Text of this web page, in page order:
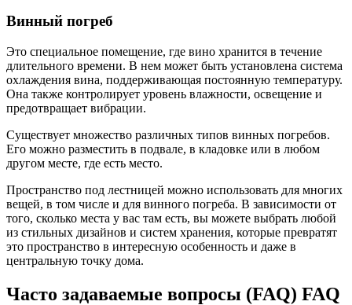
Винный погреб
Это специальное помещение, где вино хранится в течение
длительного времени. В нем может быть установлена система
охлаждения вина, поддерживающая постоянную температуру.
Она также контролирует уровень влажности, освещение и
предотвращает вибрации.
Существует множество различных типов винных погребов.
Его можно разместить в подвале, в кладовке или в любом
другом месте, где есть место.
Пространство под лестницей можно использовать для многих
вещей, в том числе и для винного погреба. В зависимости от
того, сколько места у вас там есть, вы можете выбрать любой
из стильных дизайнов и систем хранения, которые превратят
это пространство в интересную особенность и даже в
центральную точку дома.
Часто задаваемые вопросы (FAQ) FAQ